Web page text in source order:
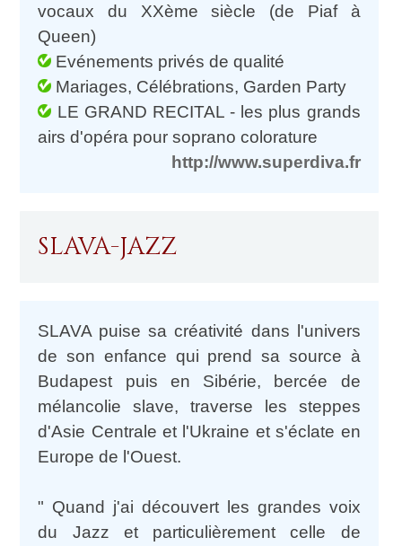
vocaux du XXème siècle (de Piaf à
Queen)
Evénements privés de qualité
Mariages, Célébrations, Garden Party
LE GRAND RECITAL - les plus grands
airs d'opéra pour soprano colorature
http://www.superdiva.fr
SLAVA-JAZZ
SLAVA puise sa créativité dans l'univers
de son enfance qui prend sa source à
Budapest puis en Sibérie, bercée de
mélancolie slave, traverse les steppes
d'Asie Centrale et l'Ukraine et s'éclate en
Europe de l'Ouest.
" Quand j'ai découvert les grandes voix
du Jazz et particulièrement celle de